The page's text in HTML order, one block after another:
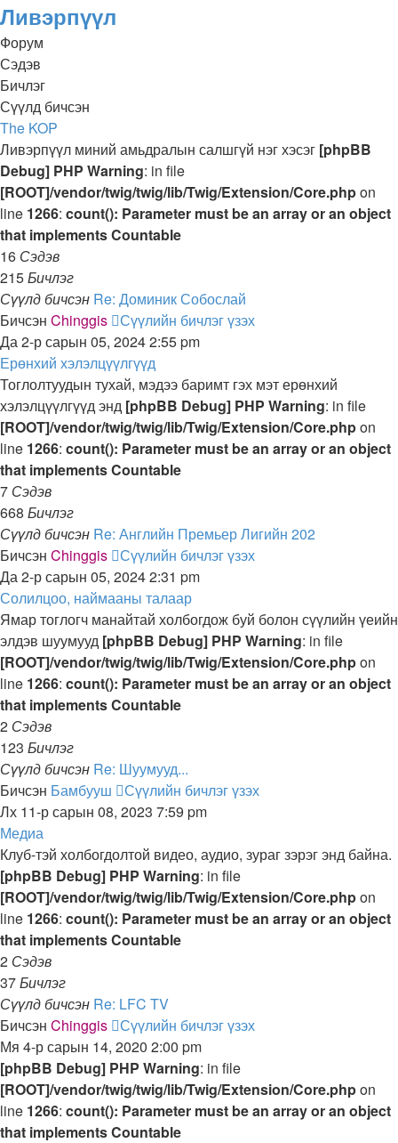
Ливэрпүүл
Форум
Сэдэв
Бичлэг
Сүүлд бичсэн
The KOP
Ливэрпүүл миний амьдралын салшгүй нэг хэсэг [phpBB
Debug] PHP Warning: in file
[ROOT]/vendor/twig/twig/lib/Twig/Extension/Core.phpon
line 1266: count(): Parameter must be an array or an object
that implements Countable
16 Сэдэв
215Бичлэг
Сүүлд бичсэн Re: Доминик Собослай
Бичсэн Chinggis
Сүүлийн бичлэг үзэх
Да 2-р сарын 05, 2024 2:55 pm
Ерөнхий хэлэлцүүлгүүд
Тоглолтуудын тухай, мэдээ баримт гэх мэт ерөнхий
хэлэлцүүлгүүд энд [phpBB Debug] PHP Warning: in file
[ROOT]/vendor/twig/twig/lib/Twig/Extension/Core.phpon
line 1266: count(): Parameter must be an array or an object
that implements Countable
7 Сэдэв
668 Бичлэг
Сүүлд бичсэн Re: Английн Премьер Лигийн 202
Бичсэн Chinggis
Сүүлийн бичлэг үзэх
Да 2-р сарын 05, 2024 2:31 pm
Солилцоо, наймааны талаар
Ямар тоглогч манайтай холбогдож буй болон сүүлийн үеийн
элдэв шуумууд [phpBB Debug] PHP Warning: in file
[ROOT]/vendor/twig/twig/lib/Twig/Extension/Core.phpon
line 1266: count(): Parameter must be an array or an object
that implements Countable
2 Сэдэв
123 Бичлэг
Сүүлд бичсэн Re: Шуумууд...
Бичсэн Бамбууш
Сүүлийн бичлэг үзэх
Лх 11-р сарын 08, 2023 7:59 pm
Медиа
Клуб-тэй холбогдолтой видео, аудио, зураг зэрэг энд байна.
[phpBB Debug] PHP Warning: in file
[ROOT]/vendor/twig/twig/lib/Twig/Extension/Core.phpon
line 1266: count(): Parameter must be an array or an object
that implements Countable
2 Сэдэв
37Бичлэг
Сүүлд бичсэн Re: LFC TV
Бичсэн Chinggis
Сүүлийн бичлэг үзэх
Мя 4-р сарын 14, 2020 2:00 pm
[phpBB Debug] PHP Warning: in file
[ROOT]/vendor/twig/twig/lib/Twig/Extension/Core.phpon
line 1266: count(): Parameter must be an array or an object
that implements Countable